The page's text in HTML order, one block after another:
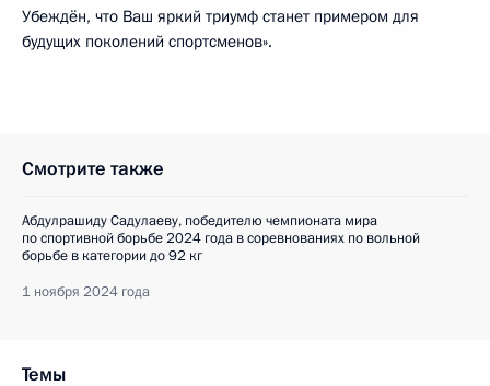
Убеждён, что Ваш яркий триумф станет примером для
будущих поколений спортсменов».
Смотрите также
Абдулрашиду Садулаеву, победителю чемпионата мира
по спортивной борьбе 2024 года в соревнованиях по вольной
борьбе в категории до 92 кг
1 ноября 2024 года
Темы